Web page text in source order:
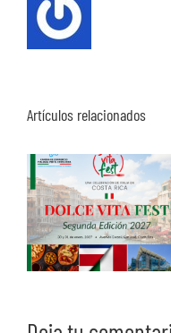
Artículos relacionados